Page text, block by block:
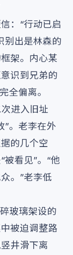
：“行动已启
别出是林森的
架。内心某
识到兄弟的
全偏离。
进入旧址
。老李在外
的几个空
看见”。“他
。”老李低
玻璃架设的
被迫调整路
井滑下离